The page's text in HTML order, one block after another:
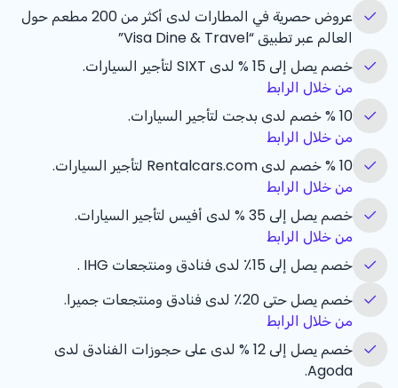
عروض حصرية في المطارات لدى أكثر من 200 مطعم حول
العالم عبر تطبيق “Visa Dine & Travel”
خصم يصل إلى % 15 لدى SIXT لتأجير السيارات.
من خلال الرابط
% 10خصم لدى بدجت لتأجير السيارات.
من خلال الرابط
% 10خصم لدى Rentalcars.com لتأجير السيارات.
من خلال الرابط
خصم يصل إلى % 35 لدى أفيس لتأجير السيارات.
من خلال الرابط
خصم يصل إلى 15٪ لدى فنادق ومنتجعات IHG .
خصم يصل حتى 20٪ لدى فنادق ومنتجعات جميرا.
من خلال الرابط
خصم يصل إلى % 12 لدى على حجوزات الفنادق لدى
Agoda.